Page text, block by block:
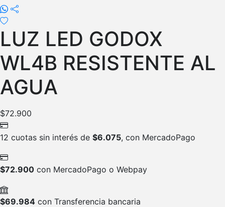
LUZ LED GODOX
WL4B RESISTENTE AL
AGUA
$72.900
12 cuotas sin interés de $6.075, con MercadoPago
$72.900 con MercadoPago o Webpay
$69.984 con Transferencia bancaria